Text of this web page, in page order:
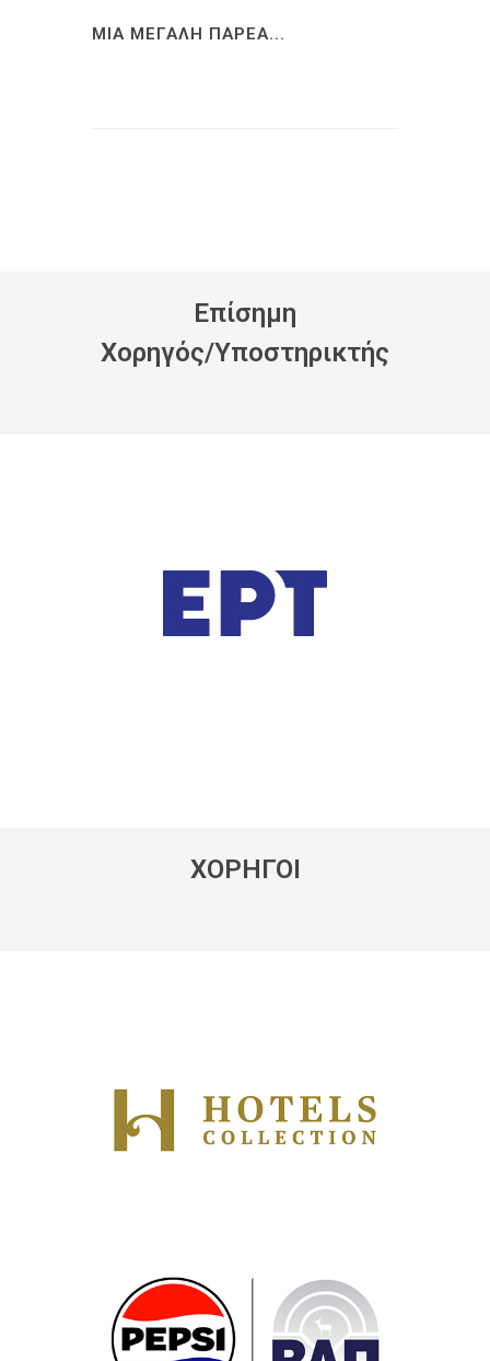
ΜΙΑ ΜΕΓΑΛΗ ΠΑΡΕΑ...
Eπίσημη
Xορηγός/Yποστηρικτής
ΧΟΡΗΓΟΙ